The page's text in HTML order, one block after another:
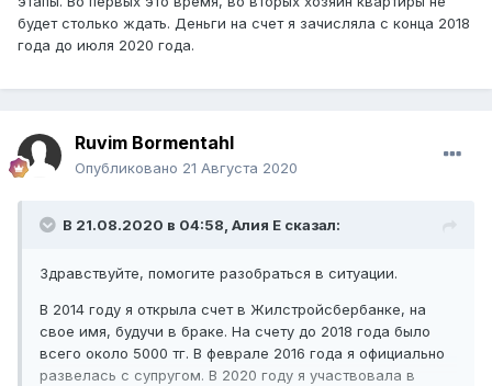
будет столько ждать. Деньги на счет я зачисляла с конца 2018
года до июля 2020 года.
Ruvim Bormentahl
Опубликовано 21 Августа 2020
В 21.08.2020 в 04:58, Алия E сказал:
Здравствуйте, помогите разобраться в ситуации.
В 2014 году я открыла счет в Жилстройсбербанке, на
свое имя, будучи в браке. На счету до 2018 года было
всего около 5000 тг. В феврале 2016 года я официально
развелась с супругом. В 2020 году я участвовала в